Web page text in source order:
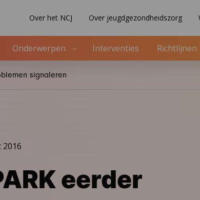
Over het NCJ Over jeugdgezondheidszorg
Onderwerpen Interventies Richtlijnen
signaleren
2016
eerder